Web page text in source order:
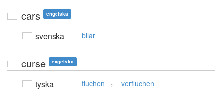
cars engelska
svenska bilar
curse engelska
tyska fluchen , verfluchen